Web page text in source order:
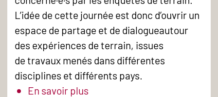
L’idée de cette journée est donc d’ouvrir un
espace de partage et de dialogueautour
des expériences de terrain, issues
de travaux menés dans différentes
disciplines et différents pays.
En savoir plus